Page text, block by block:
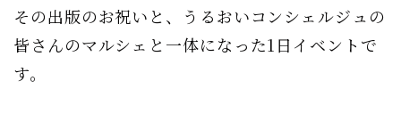
その出版のお祝いと、うるおいコンシェルジュの
皆さんのマルシェと一体になった1日イベントで
す。